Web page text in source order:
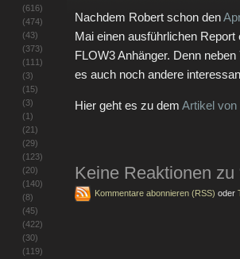
Nachdem Robert schon den
Mai einen ausführlichen
FLOW3 Anhänger. Denn neben
es auch noch andere
Hier geht es zu dem Artikel
Keine Reaktionen zu
Kommentare abonnieren (RSS) oder
(616)
(474)
(43)
(373)
(111)
(3)
(15)
(3)
(1)
(21)
(29)
(123)
(20)
(140)
(8)
(45)
(422)
(30)
(119)